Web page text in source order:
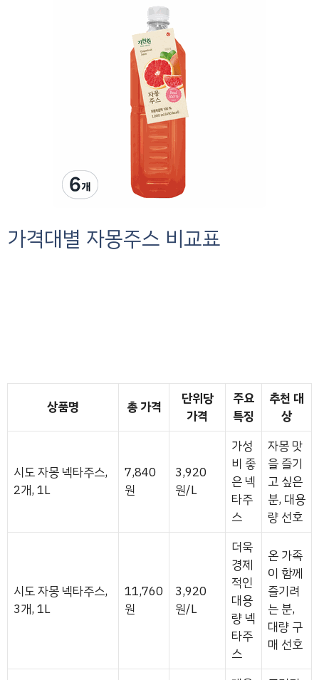
가격대별 자몽주스 비교표
상품명 총 가격
단위당
가격
주요
특징
추천 대
상
시도 자몽 넥타주스,
2개, 1L
7,840
원
3,920
원/L
가성
비 좋
은 넥
타주
스
자몽 맛
을 즐기
고 싶은
분, 대용
량 선호
시도 자몽 넥타주스,
3개, 1L
11,760
원
3,920
원/L
더욱
경제
적인
대용
량 넥
타주
스
온 가족
이 함께
즐기려
는 분,
대량 구
매 선호